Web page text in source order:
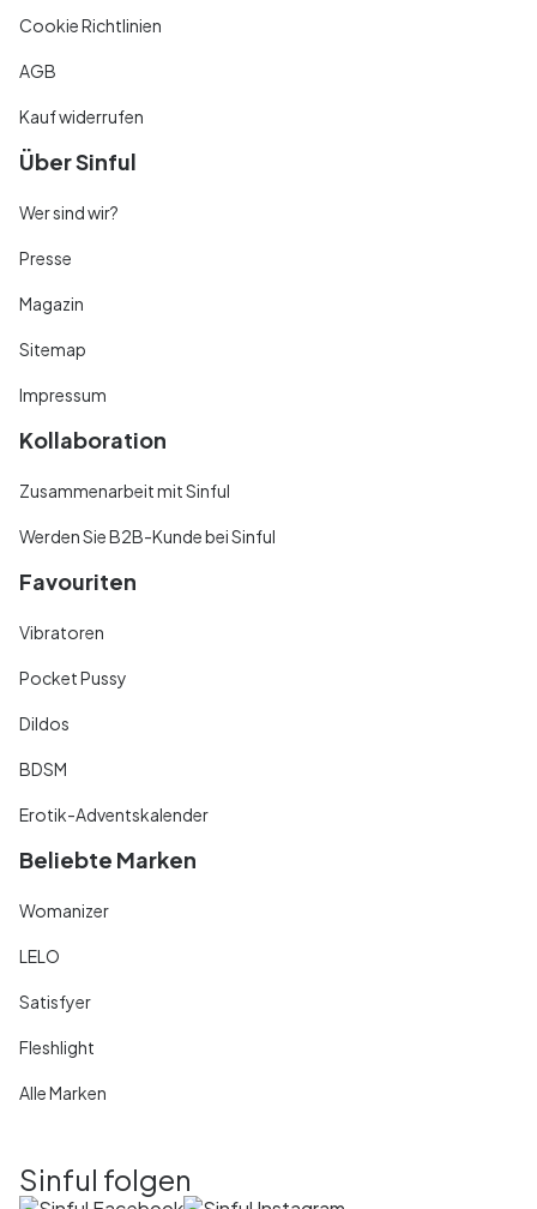
Cookie Richtlinien
AGB
Kauf widerrufen
Über Sinful
Wer sind wir?
Presse
Magazin
Sitemap
Impressum
Kollaboration
Zusammenarbeit mit Sinful
Werden Sie B2B-Kunde bei Sinful
Favouriten
Vibratoren
Pocket Pussy
Dildos
BDSM
Erotik-Adventskalender
Beliebte Marken
Womanizer
LELO
Satisfyer
Fleshlight
Alle Marken
Sinful folgen